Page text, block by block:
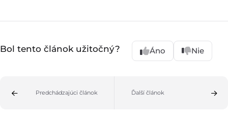
Bol tento článok užitočný? Áno Nie
Predchádzajúci článok Ďalší článok